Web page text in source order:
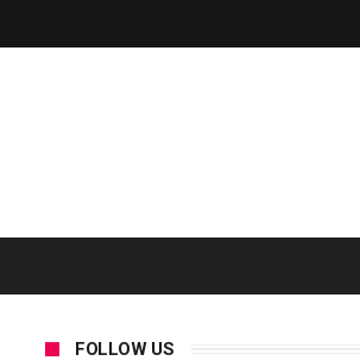
FOLLOW US